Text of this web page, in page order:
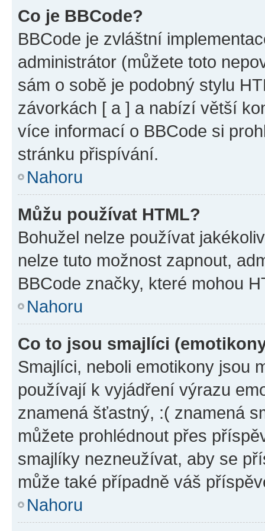
Co je BBCode?
BBCode je zvláštní
administrátor (můžete toto
sám o sobě je podobný stylu
závorkách [ a ] a nabízí větší
více informací o BBCode si
stránku přispívání.
Nahoru
Můžu používat HTML?
Bohužel nelze používat
nelze tuto možnost zapnout,
BBCode značky, které mohou
Nahoru
Co to jsou smajlíci
Smajlíci, neboli emotikony jsou
používají k vyjádření výrazu
znamená šťastný, :( znamená
můžete prohlédnout přes
smajlíky nezneužívat, aby se
může také případně váš
Nahoru